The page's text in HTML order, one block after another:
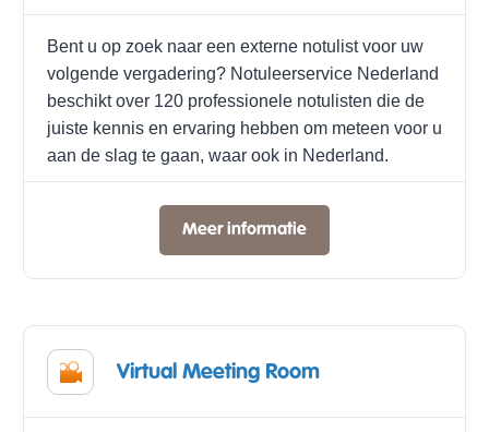
Bent u op zoek naar een externe notulist voor uw
volgende vergadering? Notuleerservice Nederland
beschikt over 120 professionele notulisten die de
juiste kennis en ervaring hebben om meteen voor u
aan de slag te gaan, waar ook in Nederland.
Meer informatie
Virtual Meeting Room